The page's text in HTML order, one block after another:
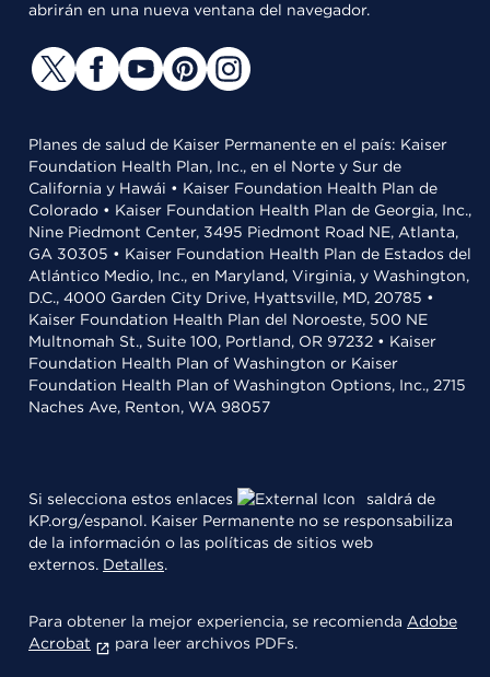
abrirán en una nueva ventana del navegador.
Planes de salud de Kaiser Permanente en el país: Kaiser
Foundation Health Plan, Inc., en el Norte y Sur de
California y Hawái • Kaiser Foundation Health Plan de
Colorado • Kaiser Foundation Health Plan de Georgia, Inc.,
Nine Piedmont Center, 3495 Piedmont Road NE, Atlanta,
GA 30305 • Kaiser Foundation Health Plan de Estados del
Atlántico Medio, Inc., en Maryland, Virginia, y Washington,
D.C., 4000 Garden City Drive, Hyattsville, MD, 20785 •
Kaiser Foundation Health Plan del Noroeste, 500 NE
Multnomah St., Suite 100, Portland, OR 97232 • Kaiser
Foundation Health Plan of Washington or Kaiser
Foundation Health Plan of Washington Options, Inc., 2715
Naches Ave, Renton, WA 98057
Si selecciona estos enlaces
saldrá de
KP.org/espanol. Kaiser Permanente no se responsabiliza
de la información o las políticas de sitios web
externos. Detalles.
Para obtener la mejor experiencia, se recomienda Adobe
Acrobat
para leer archivos PDFs.